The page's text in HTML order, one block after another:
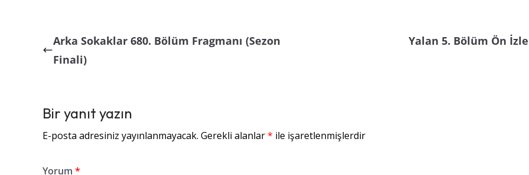
Arka Sokaklar 680. Bölüm Fragmanı (Sezon
Finali)
Yalan 5. Bölüm Ön
Bir yanıt yazın
E-posta adresiniz yayınlanmayacak. Gerekli alanlar* ile işaretlenmişlerdir
Yorum *